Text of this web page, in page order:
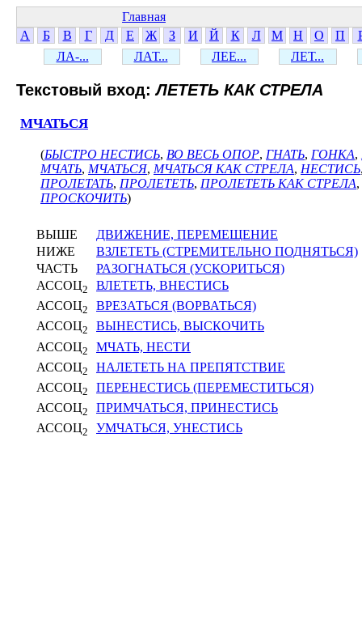
Главная
А
Б В Г Д Е Ж З И Й К Л М Н О П
ЛА-...
ЛАТ... ЛЕЕ... ЛЕТ...
Текстовый вход:ЛЕТЕТЬ КАК СТРЕЛА
МЧАТЬСЯ
(БЫСТРО НЕСТИСЬ, ВО ВЕСЬ ОПОР, ГНАТЬ, ГОНКА,
МЧАТЬ, МЧАТЬСЯ, МЧАТЬСЯ КАК СТРЕЛА, НЕСТИСЬ
ПРОЛЕТАТЬ, ПРОЛЕТЕТЬ, ПРОЛЕТЕТЬ КАК СТРЕЛА,
ПРОСКОЧИТЬ)
ВЫШЕ
ДВИЖЕНИЕ, ПЕРЕМЕЩЕНИЕ
НИЖЕ
ВЗЛЕТЕТЬ (СТРЕМИТЕЛЬНО ПОДНЯТЬСЯ)
ЧАСТЬ
РАЗОГНАТЬСЯ (УСКОРИТЬСЯ)
АССОЦ2
ВЛЕТЕТЬ, ВНЕСТИСЬ
АССОЦ2
ВРЕЗАТЬСЯ (ВОРВАТЬСЯ)
АССОЦ2
ВЫНЕСТИСЬ, ВЫСКОЧИТЬ
АССОЦ2
МЧАТЬ, НЕСТИ
АССОЦ2
НАЛЕТЕТЬ НА ПРЕПЯТСТВИЕ
АССОЦ2
ПЕРЕНЕСТИСЬ (ПЕРЕМЕСТИТЬСЯ)
АССОЦ2
ПРИМЧАТЬСЯ, ПРИНЕСТИСЬ
АССОЦ2 УМЧАТЬСЯ, УНЕСТИСЬ